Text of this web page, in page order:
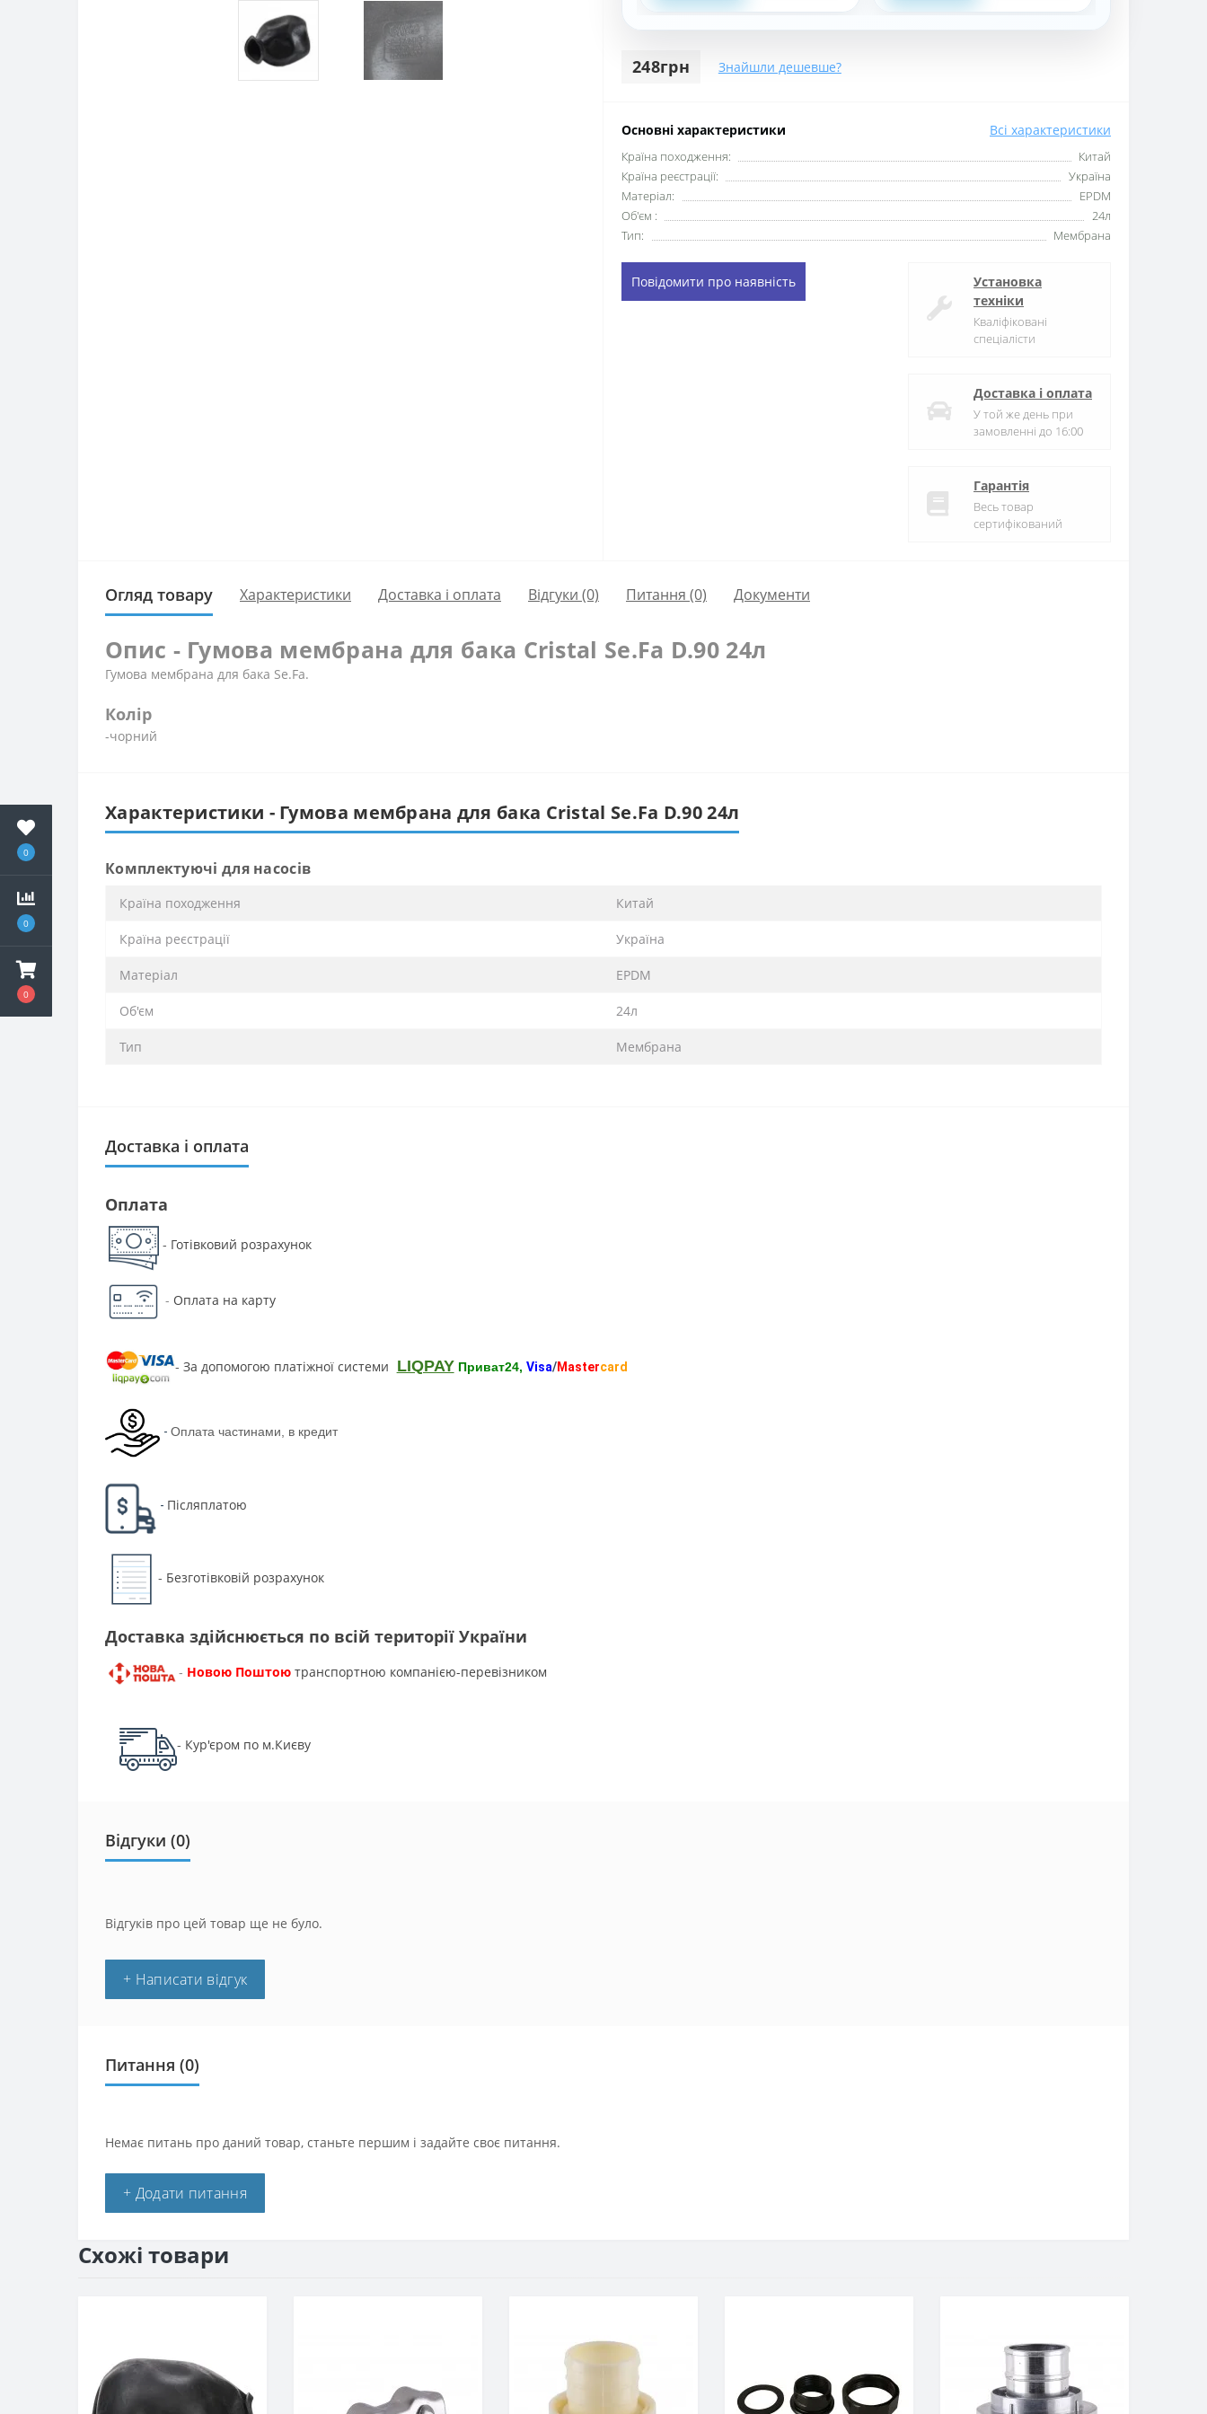
0
0
0
248грн Знайшли дешевше?
Основні характеристики Всі характеристики
Країна походження:
Китай
Країна реєстрації:
Україна
Матеріал:
EPDM
Об'єм :
24л
Тип:
Мембрана
Повідомити про наявність
Установка
техніки
Кваліфіковані
спеціалісти
Доставка і оплата
У той же день при
замовленні до 16:00
Гарантія
Весь товар
сертифікований
Огляд товару Характеристики Доставка і оплата Відгуки (0) Питання (0) Документи
Опис - Гумова мембрана для бака Cristal Se.Fa D.90 24л
Гумова мембрана для бака Se.Fa.
Колір
-чорний
Характеристики - Гумова мембрана для бака Cristal Se.Fa D.90 24л
Комплектуючі для насосів
Країна походження Китай
Країна реєстрації Україна
Матеріал EPDM
Об'єм 24л
Тип Мембрана
Доставка і оплата
Оплата
- Готівковий розрахунок
- Оплата на карту
- За допомогою платіжної системи LIQPAY Приват24, Visa/Mastercard
- Оплата частинами, в кредит
- Післяплатою
- Безготівковій розрахунок
Доставка здійснюється по всій території України
- Новою Поштою транспортною компанією-перевізником
- Кур'єром по м.Києву
Відгуки (0)
Відгуків про цей товар ще не було.
+ Написати відгук
Питання (0)
Немає питань про даний товар, станьте першим і задайте своє питання.
+ Додати питання
Схожі товари